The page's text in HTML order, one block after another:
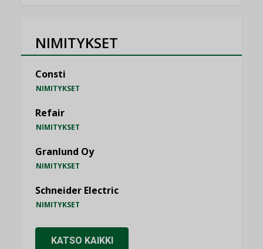
NIMITYKSET
Consti
NIMITYKSET
Refair
NIMITYKSET
Granlund Oy
NIMITYKSET
Schneider Electric
NIMITYKSET
KATSO KAIKKI